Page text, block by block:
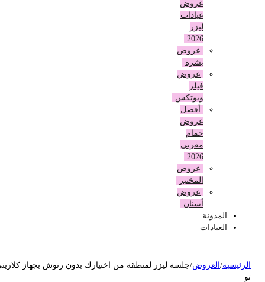
عروض
عيادات
عروض
بشرة
عروض
وبوتكس
أفضل
عروض
حمام
مغربي
عروض
المختبر
عروض
أسنان
المدونة
العيادات
/العروض جلسة ليزر لمنطقة من اختيارك بدون رتوش بجهاز كلاريتي